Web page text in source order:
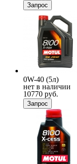
Запрос
0W-40 (5л)
нет в наличии
10770 руб.
Запрос